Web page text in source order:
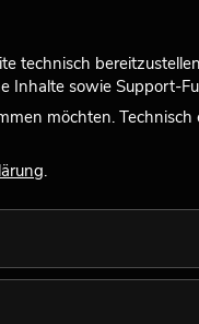
Möglichkeiten
ersetzt andere LED-
in dieser
das spektrale
und Grün ab.
technisch
sowie Support-
möchten.
.